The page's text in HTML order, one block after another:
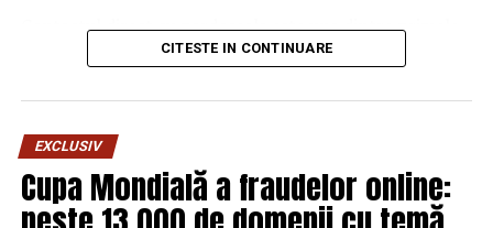
Contactul direct cu pardoseala este una dintre primele
senzații fizice pe care le are un oaspete atunci când
pe drum, seara târziu. Textura și moliciunea potrivite,
oferite democheta hotel
care este percepută o cameră, chiar dacă restul
mobilierului rămâne identic de la o unitate la alta din
același lanț hotelier internațional.
CITESTE IN CONTINUARE
EXCLUSIV
Cupa Mondială a fraudelor online: